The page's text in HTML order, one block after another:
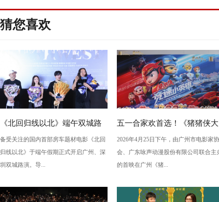
猜您喜欢
《北回归线以北》端午双城路
演，定档6月26日奔赴山海
备受关注的国内首部房车题材电影《北回
归线以北》于端午假期正式开启广州、深
圳双城路演。导...
五一合家欢首选！《猪猪侠大
电影之竞速小英雄》广州首映
欢乐狂飙
2026年4月25日下午，由广州市电影家协
会、广东咏声动漫股份有限公司联合主
的首映在广州《猪...